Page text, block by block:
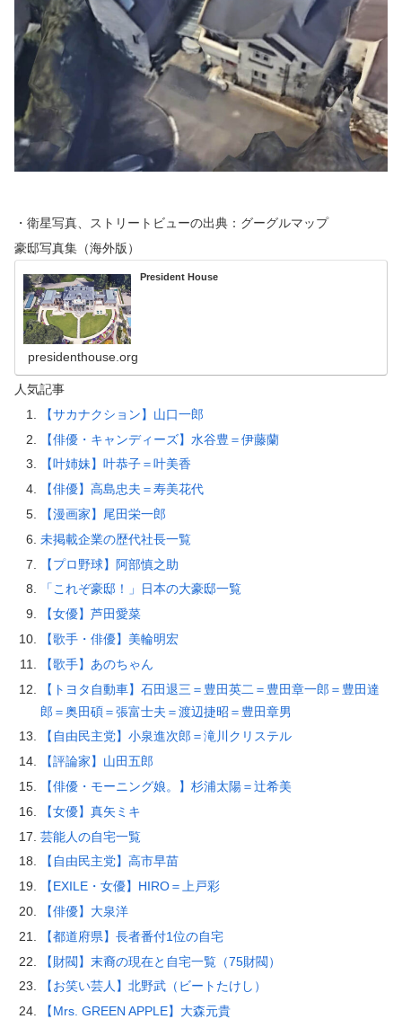
・衛星写真、ストリートビューの出典：グーグルマップ
豪邸写真集（海外版）
President House
presidenthouse.org
人気記事
【サカナクション】山口一郎
【俳優・キャンディーズ】水谷豊＝伊藤蘭
【叶姉妹】叶恭子＝叶美香
【俳優】高島忠夫＝寿美花代
【漫画家】尾田栄一郎
未掲載企業の歴代社長一覧
【プロ野球】阿部慎之助
「これぞ豪邸！」日本の大豪邸一覧
【女優】芦田愛菜
【歌手・俳優】美輪明宏
【歌手】あのちゃん
【トヨタ自動車】石田退三＝豊田英二＝豊田章一郎＝豊田達
郎＝奥田碩＝張富士夫＝渡辺捷昭＝豊田章男
【自由民主党】小泉進次郎＝滝川クリステル
【評論家】山田五郎
【俳優・モーニング娘。】杉浦太陽＝辻希美
【女優】真矢ミキ
芸能人の自宅一覧
【自由民主党】高市早苗
【EXILE・女優】HIRO＝上戸彩
【俳優】大泉洋
【都道府県】長者番付1位の自宅
【財閥】末裔の現在と自宅一覧（75財閥）
【お笑い芸人】北野武（ビートたけし）
【Mrs. GREEN APPLE】大森元貴